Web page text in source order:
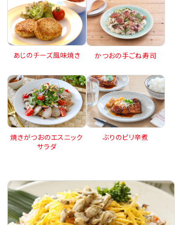
あじのチーズ風味焼き かつおの手ごね寿司
焼きがつおのエスニック
サラダ
ぶりのピリ辛煮